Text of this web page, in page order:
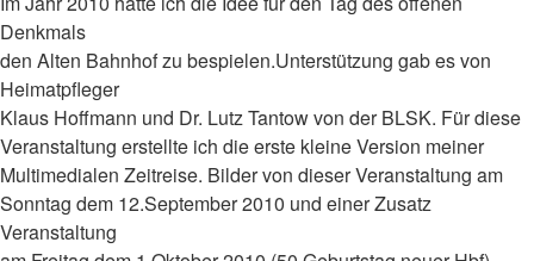
Denkmals
den Alten Bahnhof zu bespielen.Unterstützung gab es von
Heimatpfleger
Klaus Hoffmann und Dr. Lutz Tantow von der BLSK. Für diese
Veranstaltung erstellte ich die erste kleine Version meiner
Multimedialen Zeitreise. Bilder von dieser Veranstaltung am
Sonntag dem 12.September 2010 und einer Zusatz
Veranstaltung